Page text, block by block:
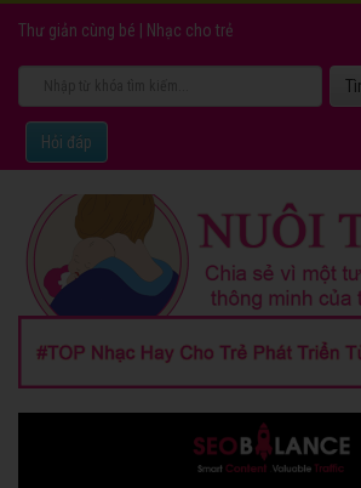
Thư giản cùng bé Nhạc cho trẻ
Hỏi đáp